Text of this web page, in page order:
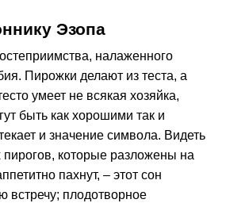
Эзопа
налаженного
Пирожки делают из теста, а
умеет не всякая хозяйка,
быть как хорошими так и
и значение символа. Видеть
пирогов, которые разложены на
пахнут, – этот сон
встречу; плодотворное